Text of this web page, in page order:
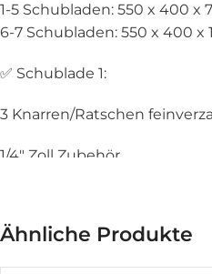
1-5 Schubladen: 550 x 400 x
6-7 Schubladen: 550 x 400 x
✅ Schublade 1:
3 Knarren/Ratschen
1/4″ Zoll Zubehör
11 Langnüsse 4mm – 13mm
Kardangelenk
Verlängerung 65mm
Ähnliche Produkte